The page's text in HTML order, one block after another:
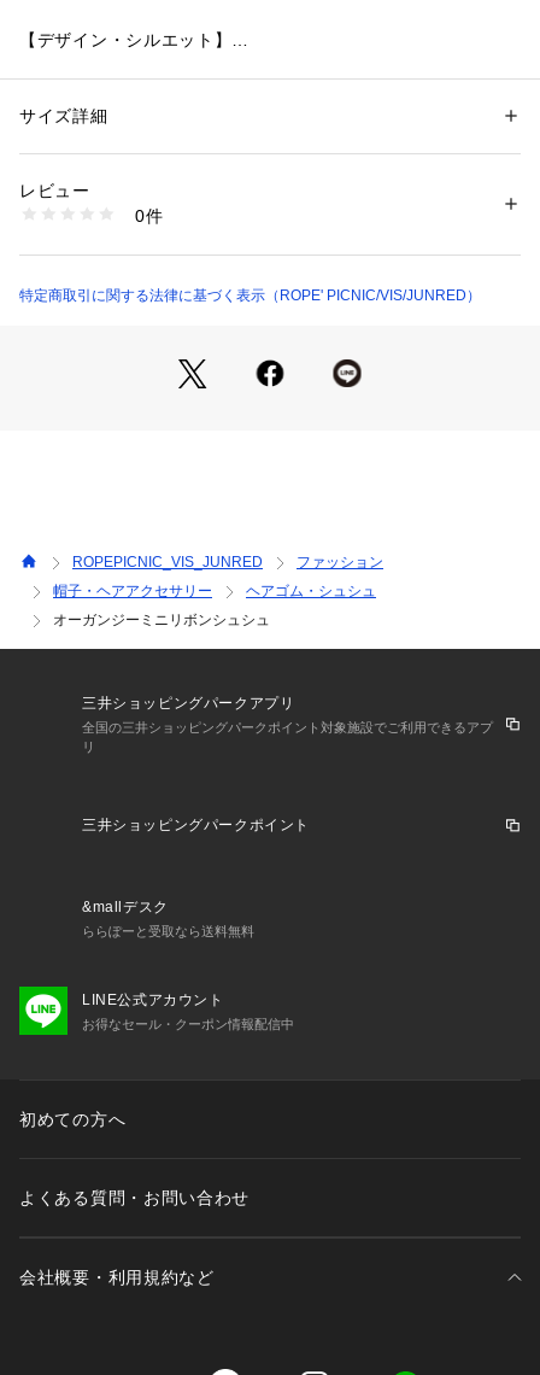
【デザイン・シルエット】
ュ。
【スタイリングポイント】
・軽いドレスアップのヘアスタイルにも活躍。
※撮影時の光、お使いのモニター環境によって色の見え方が違
性別：レディース
シュ
生産国：大韓民国
1094100000217
サイズ詳細
レビュー
0件
特定商取引に関する法律に基づく表示（ROPE' PICNIC/VIS/JUNRED）
ROPEPICNIC_VIS_JUNRED
ファッション
帽子・ヘアアクセサリー
ヘアゴム・シュシュ
オーガンジーミニリボンシュシュ
三井ショッピングパークアプリ
全国の三井ショッピングパークポイント対象施設でご利用できるアプ
リ
三井ショッピングパークポイント
&mallデスク
ららぽーと受取なら送料無料
LINE公式アカウント
お得なセール・クーポン情報配信中
初めての方へ
よくある質問・お問い合わせ
会社概要・利用規約など